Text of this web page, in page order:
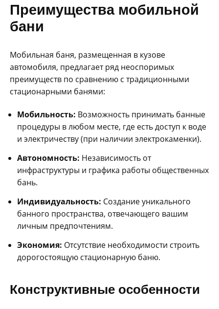
Преимущества мобильной
бани
Мобильная баня, размещенная в кузове
автомобиля, предлагает ряд неоспоримых
преимуществ по сравнению с традиционными
стационарными банями:
Мобильность: Возможность принимать банные
процедуры в любом месте, где есть доступ к воде
и электричеству (при наличии электрокаменки).
Автономность: Независимость от
инфраструктуры и графика работы общественных
бань.
Индивидуальность: Создание уникального
банного пространства, отвечающего вашим
личным предпочтениям.
Экономия: Отсутствие необходимости строить
дорогостоящую стационарную баню.
Конструктивные особенности